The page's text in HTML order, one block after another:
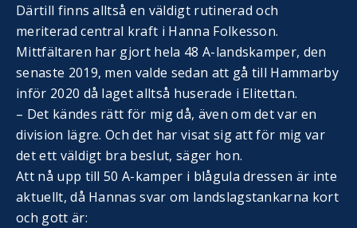
Därtill finns alltså en väldigt rutinerad och
meriterad central kraft i Hanna Folkesson.
Mittfältaren har gjort hela 48 A-landskamper, den
senaste 2019, men valde sedan att gå till Hammarby
inför 2020 då laget alltså huserade i Elitettan.
– Det kändes rätt för mig då, även om det var en
division lägre. Och det har visat sig att för mig var
det ett väldigt bra beslut, säger hon.
Att nå upp till 50 A-kamper i blågula dressen är inte
aktuellt, då Hannas svar om landslagstankarna kort
och gott är: